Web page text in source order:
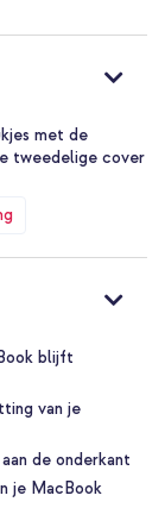
met de
tweedelige cover
anti-slip voetjes.
een boven- en
MacBook. In
en stoten.
tas
blijft
van je
de onderkant
je MacBook